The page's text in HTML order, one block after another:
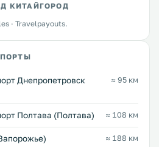
КИТАЙГОРОД
· Travelpayouts.
Днепропетровск
≈ 95 км
Полтава (Полтава) ≈ 108 км
≈ 188 км